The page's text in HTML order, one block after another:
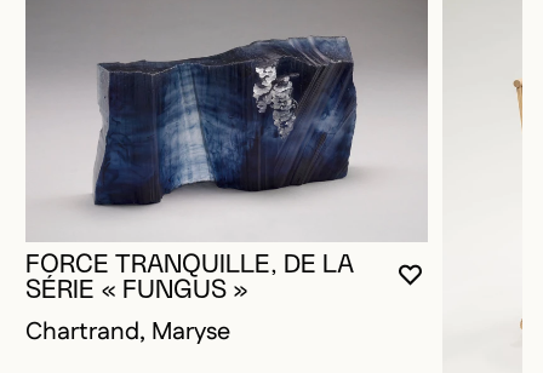
VOUS
FERMER
OUVRIR LA
FORCE TRANQUILLE, DE LA
SÉRIE « FUNGUS »
Chartrand, Maryse